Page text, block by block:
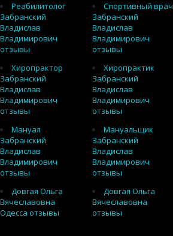
Реабилитолог
Забранский
Владислав
Владимирович
отзывы
Спортивный врач
Забранский
Владислав
Владимирович
отзывы
Хиропрактор
Забранский
Владислав
Владимирович
отзывы
Хиропрактик
Забранский
Владислав
Владимирович
отзывы
Мануал
Забранский
Владислав
Владимирович
отзывы
Мануальщик
Забранский
Владислав
Владимирович
отзывы
Довгая Ольга
Вячеславовна
Одесса отзывы
Довгая Ольга
Вячеславовна
отзывы